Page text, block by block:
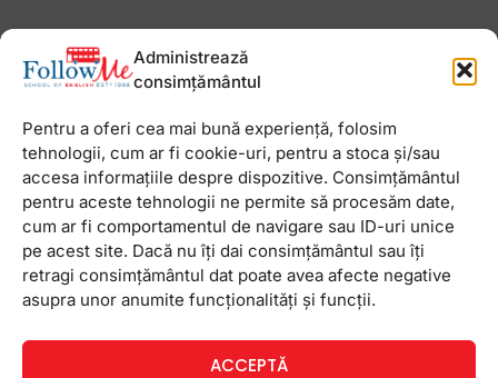
Administrează
consimțământul
Pentru a oferi cea mai bună experiență, folosim
tehnologii, cum ar fi cookie-uri, pentru a stoca și/sau
accesa informațiile despre dispozitive. Consimțământul
pentru aceste tehnologii ne permite să procesăm date,
cum ar fi comportamentul de navigare sau ID-uri unice
pe acest site. Dacă nu îți dai consimțământul sau îți
retragi consimțământul dat poate avea afecte negative
asupra unor anumite funcționalități și funcții.
ACCEPTĂ
15 ianuarie 2021 Niciun comentariu
Newsletter